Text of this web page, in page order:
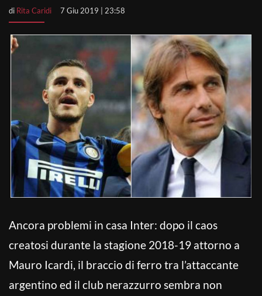
di Rita Caridi 7 Giu 2019 | 23:58
Ancora problemi in casa Inter: dopo il caos
creatosi durante la stagione 2018-19 attorno a
Mauro Icardi, il braccio di ferro tra l’attaccante
argentino ed il club nerazzurro sembra non